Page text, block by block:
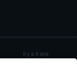
Il y a 5 ans